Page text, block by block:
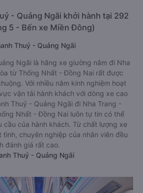
- Quảng Ngãi khởi hành tại 292
5 - Bến xe Miền Đông)
Thuỷ - Quảng Ngãi
Ngãi là hãng xe giường nằm đi Nha
từ Thống Nhất - Đồng Nai rất được
Với nhiều năm kinh nghiệm hoạt
vận tải hành khách với dòng xe cao
Thuỷ - Quảng Ngãi đi Nha Trang -
Nhất - Đồng Nai luôn tự tin có thể
cầu của hành khách. Từ chất lượng xe
tình, chuyên nghiệp của nhân viên đều
đánh giá rất cao.
Thuỷ - Quảng Ngãi